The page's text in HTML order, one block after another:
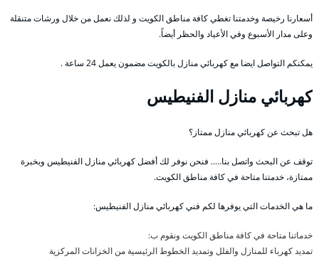
أسعارنا رخيصة وخدمتنا تغطي كافة مناطق الكويت و لذلك نعمل من خلال ورشات متنقلة
وعلى مدار الأسبوع وفي الأعياد والحظر أيضاً.
يمكنكم التواصل ايضا مع كهربائي منازل بالكويت مضمون يعمل 24 ساعة .
كهربائي منازل الفنيطيس
هل تبحث عن كهربائي منازل ممتاز؟
توقف عن البحث واتصل بنا….. فنحن نوفر لك أفضل كهربائي منازل الفنيطيس وبخبرة
ممتازة، خدمتنا متاحة في كافة مناطق الكويت.
ما هي الخدمات التي يوفرها لكم فني كهربائي منازل الفنيطيس:
خدماتنا متاحة في كافة مناطق الكويت ونقوم ب:
تمديد كهرباء للمنازل والفلل وتمديد الخطوط الرئيسية من الخزانات المركزية